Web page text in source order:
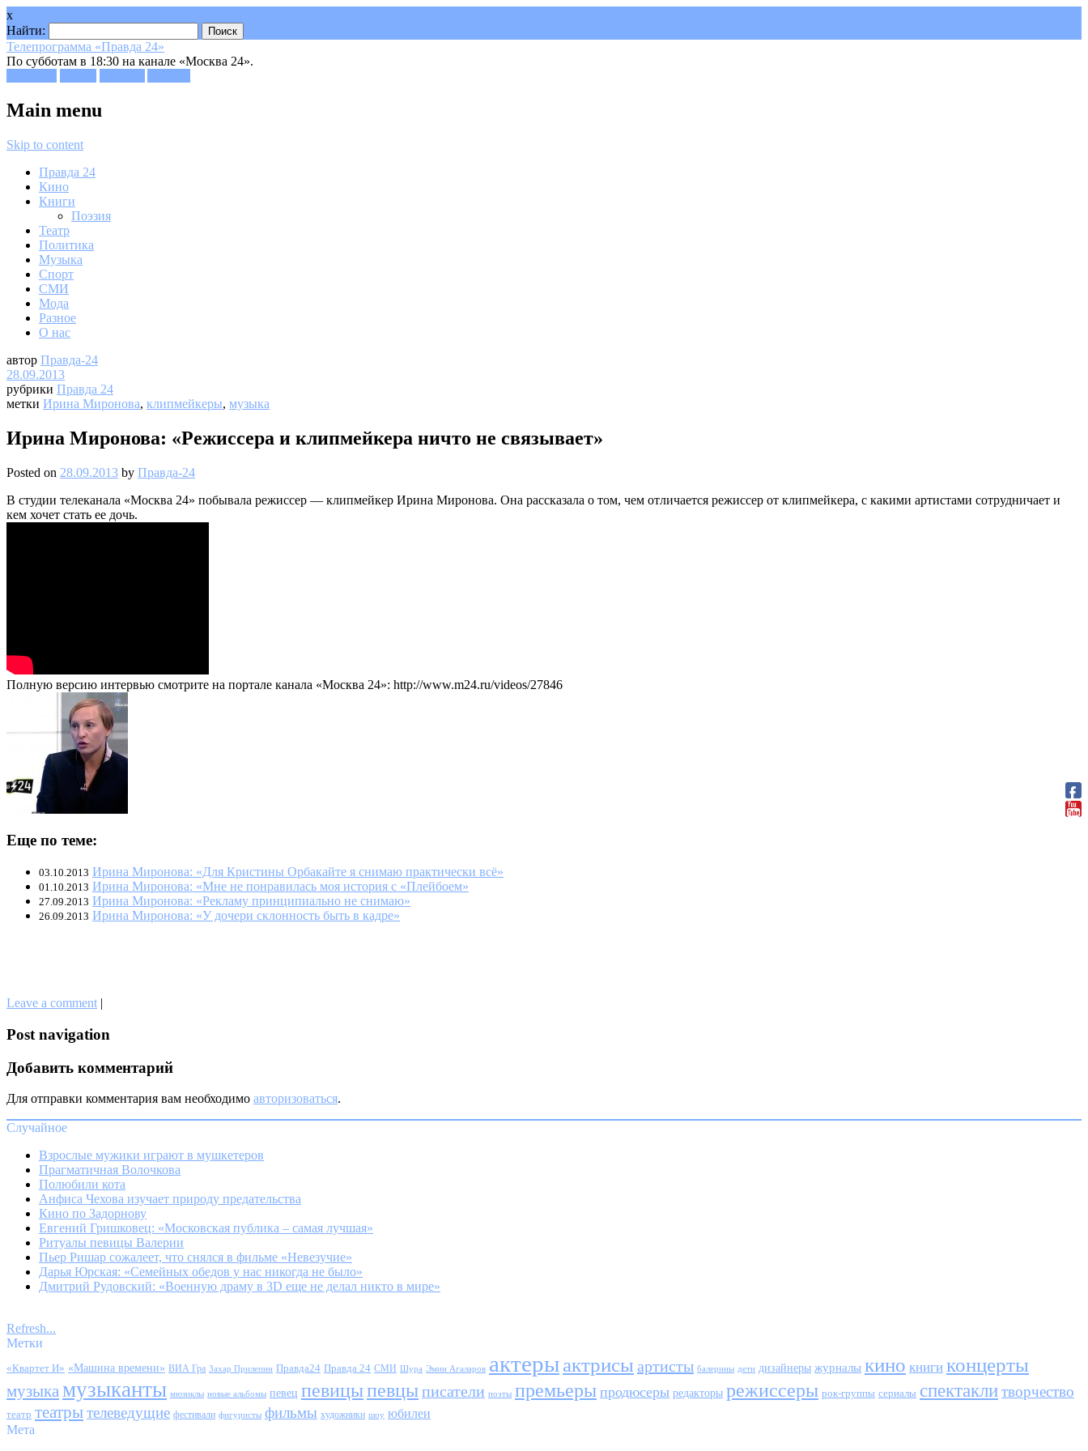
x
Найти:
Телепрограмма «Правда 24»
По субботам в 18:30 на канале «Москва 24».
Main menu
Skip to content
Правда 24
Кино
Книги
Поэзия
Театр
Политика
Музыка
Спорт
СМИ
Мода
Разное
О нас
автор Правда-24
28.09.2013
рубрики Правда 24
метки Ирина Миронова, клипмейкеры, музыка
Ирина Миронова: «Режиссера и клипмейкера ничто не связывает»
Posted on 28.09.2013 by Правда-24
В студии телеканала «Москва 24» побывала режиссер — клипмейкер Ирина Миронова. Она рассказала о том, чем отличается режиссер от клипмейкера, с какими артистами сотрудничает и
кем хочет стать ее дочь.
Полную версию интервью смотрите на портале канала «Москва 24»: http://www.m24.ru/videos/27846
Еще по теме:
03.10.2013 Ирина Миронова: «Для Кристины Орбакайте я снимаю практически всё»
01.10.2013 Ирина Миронова: «Мне не понравилась моя история с «Плейбоем»
27.09.2013 Ирина Миронова: «Рекламу принципиально не снимаю»
26.09.2013 Ирина Миронова: «У дочери склонность быть в кадре»
Leave a comment |
Post navigation
Добавить комментарий
Для отправки комментария вам необходимо авторизоваться.
Случайное
Взрослые мужики играют в мушкетеров
Прагматичная Волочкова
Полюбили кота
Анфиса Чехова изучает природу предательства
Кино по Задорнову
Евгений Гришковец: «Московская публика – самая лучшая»
Ритуалы певицы Валерии
Пьер Ришар сожалеет, что снялся в фильме «Невезучие»
Дарья Юрская: «Семейных обедов у нас никогда не было»
Дмитрий Рудовский: «Военную драму в 3D еще не делал никто в мире»
Refresh...
Метки
«Квартет И» «Машина времени» ВИА Гра Захар Прилепин Правда24 Правда 24 СМИ Шура Эмин Агаларов актерыактрисы артисты балерины дети дизайнеры журналы кино книги концерты
музыкамузыканты мюзиклы новые альбомы певец певицыпевцыписатели поэты премьеры продюсеры редакторы режиссеры рок-группы сериалы спектаклитворчество
театр театрытелеведущие фестивали фигуристы фильмы художники шоу юбилеи
Мета